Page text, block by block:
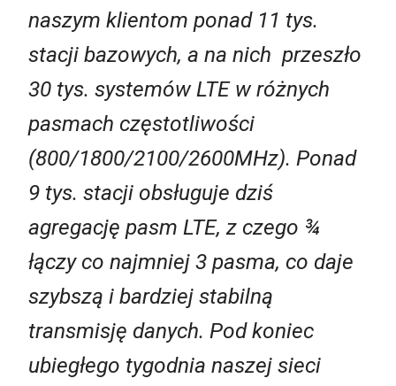
naszym klientom ponad 11 tys.
stacji bazowych, a na nich przeszło
30 tys. systemów LTE w różnych
pasmach częstotliwości
(800/1800/2100/2600MHz). Ponad
9 tys. stacji obsługuje dziś
agregację pasm LTE, z czego ¾
łączy co najmniej 3 pasma, co daje
szybszą i bardziej stabilną
transmisję danych. Pod koniec
ubiegłego tygodnia naszej sieci